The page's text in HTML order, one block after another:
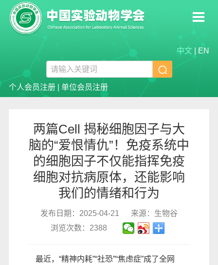
中文 EN

个人会员注册| 单位会员注册
两篇Cell 揭秘细胞因子与大
脑的“爱恨情仇”！免疫系统中
的细胞因子不仅能指挥免疫
细胞对抗病原体，还能影响
我们的情绪和行为
发布日期：2025-04-21
来源：生物谷
浏览次数：2388
最近，“精神内耗”“社恐”“焦虑症”成了全网